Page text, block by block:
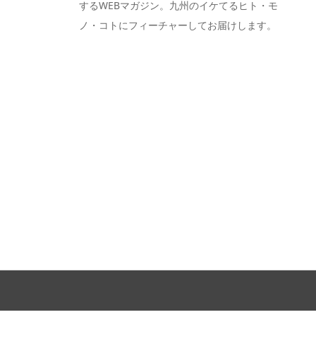
するWEBマガジン。九州のイケてるヒト・モ
ノ・コトにフィーチャーしてお届けします。